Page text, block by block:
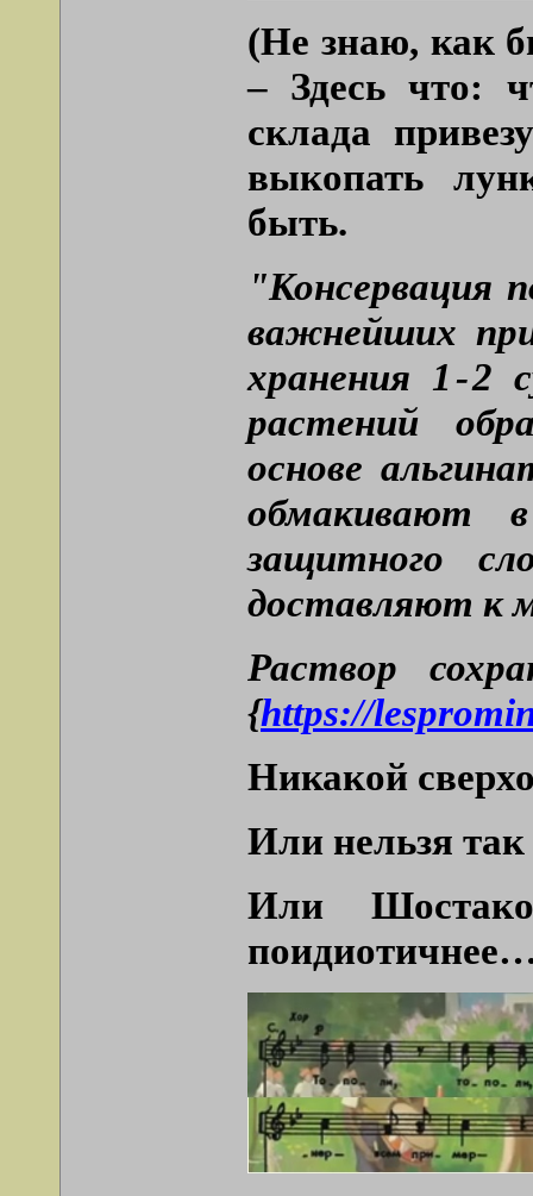
(Не знаю, как
– Здесь что:
склада
выкопать
быть.
"Консервация
важнейших
хранения 1 -
растений
основе
обмакивают
защитного
доставляют к
Раствор
{https://
Никакой
Или нельзя так
Или